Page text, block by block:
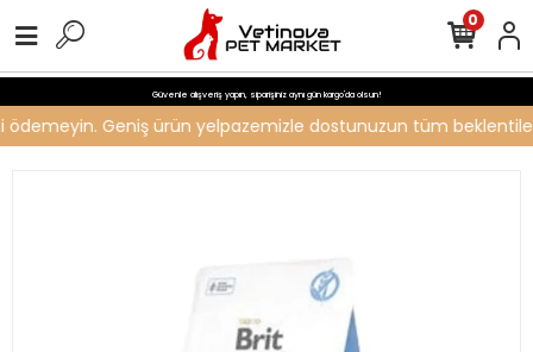
Güvenle alışveriş yapın, siparişiniz aynı gün kargo'da olsun!
Geniş ürün yelpazemizle dostunuzun tüm
0